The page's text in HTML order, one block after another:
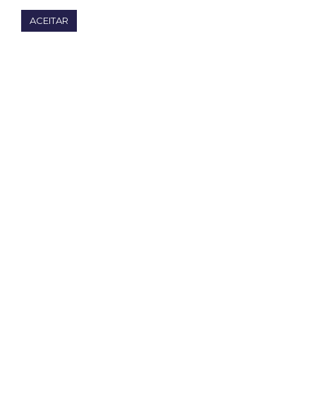
ACEITAR